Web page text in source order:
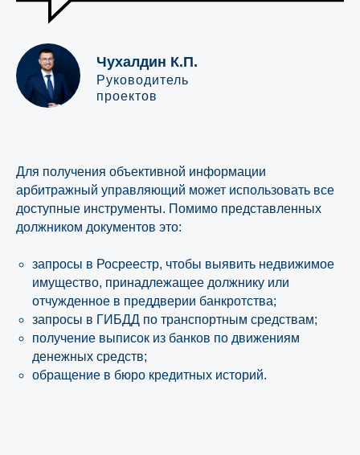
Чухалдин К.П.
Руководитель
проектов
Для получения объективной информации
арбитражный управляющий может использовать все
доступные инструменты. Помимо представленных
должником документов это:
запросы в Росреестр, чтобы выявить недвижимое
имущество, принадлежащее должнику или
отчужденное в преддверии банкротства;
запросы в ГИБДД по транспортным средствам;
получение выписок из банков по движениям
денежных средств;
обращение в бюро кредитных историй.